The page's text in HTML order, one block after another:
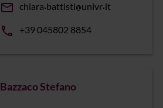
email chiara battisti univr it
phone +39 045802 8854
Bazzaco Stefano